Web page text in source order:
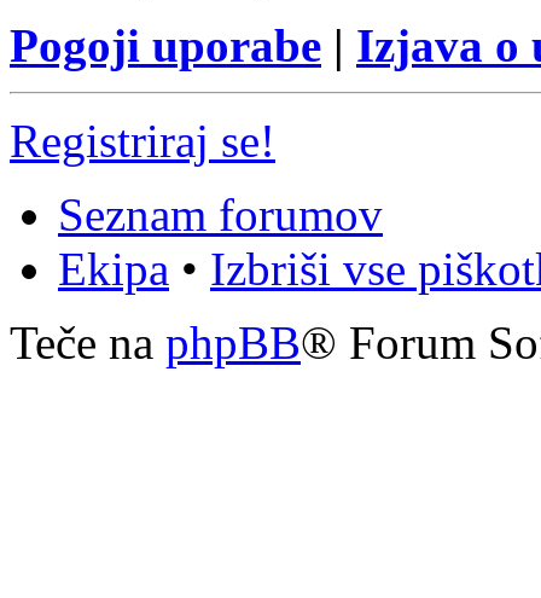
Pogoji uporabe | Izjava o
Registriraj se!
Seznam forumov
Ekipa • Izbriši vse
Teče na phpBB® Forum